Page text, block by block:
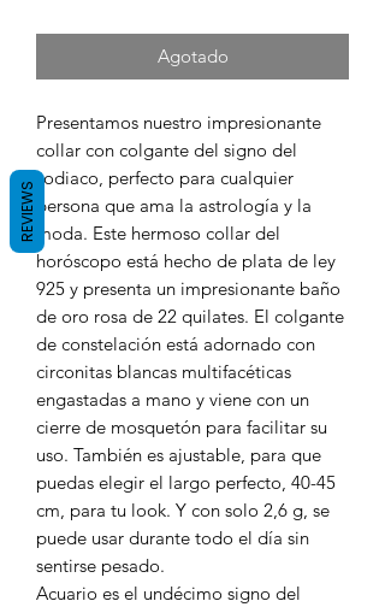
Agotado
Presentamos nuestro impresionante
collar con colgante del signo del
zodiaco, perfecto para cualquier
persona que ama la astrología y la
moda. Este hermoso collar del
horóscopo está hecho de plata de ley
925 y presenta un impresionante baño
de oro rosa de 22 quilates. El colgante
de constelación está adornado con
circonitas blancas multifacéticas
engastadas a mano y viene con un
cierre de mosquetón para facilitar su
uso. También es ajustable, para que
puedas elegir el largo perfecto, 40-45
cm, para tu look. Y con solo 2,6 g, se
puede usar durante todo el día sin
sentirse pesado.
Acuario es el undécimo signo del
REVIEWS